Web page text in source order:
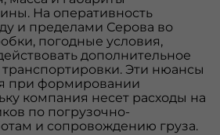
На оперативность
и пределами Серова во
погодные условия,
дополнительное
Эти нюансы
при формировании
компания несет расходы на
по погрузочно-
и сопровождению груза.